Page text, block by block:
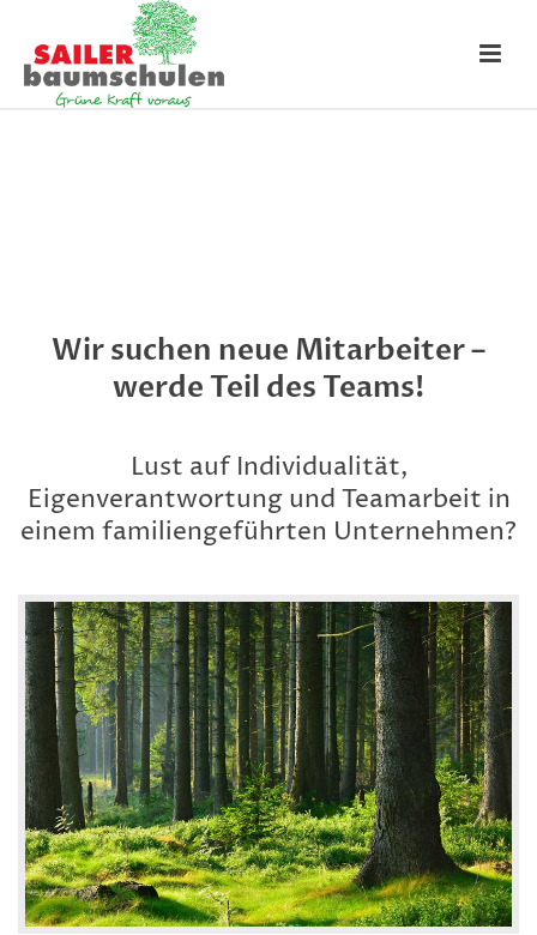
Wir suchen neue Mitarbeiter –
werde Teil des Teams!
Lust auf Individualität,
Eigenverantwortung und Teamarbeit in
einem familiengeführten Unternehmen?